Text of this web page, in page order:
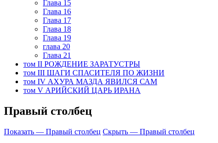
Глава 15
Глава 16
Глава 17
Глава 18
Глава 19
глава 20
Глава 21
том II РОЖДЕНИЕ ЗАРАТУСТРЫ
том III ШАГИ СПАСИТЕЛЯ ПО ЖИЗНИ
том IV АХУРА МАЗДА ЯВИЛСЯ САМ
том V АРИЙСКИЙ ЦАРЬ ИРАНА
Правый столбец
Показать — Правый столбец Скрыть — Правый столбец